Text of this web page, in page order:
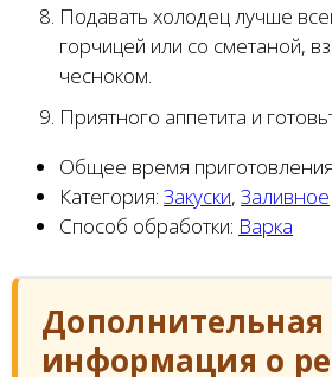
Подавать холодец лучше
горчицей или со сметаной,
чесноком.
Приятного аппетита и
Общее время
Категория: Закуски, Заливное
Способ обработки: Варка
Дополнительная
информация о